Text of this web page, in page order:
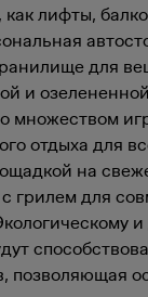
лифты,
для
и
множеством
отдыха для
на
грилем для
позволяющая